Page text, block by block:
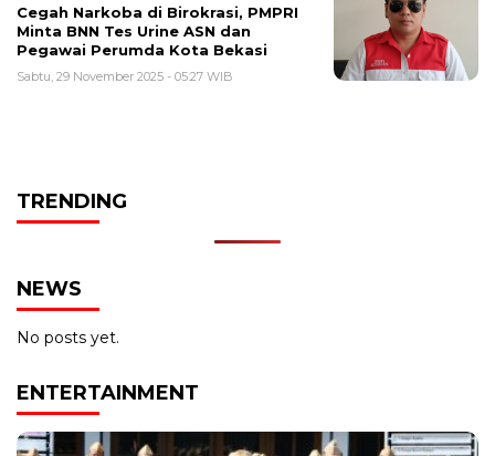
Cegah Narkoba di Birokrasi, PMPRI
Minta BNN Tes Urine ASN dan
Pegawai Perumda Kota Bekasi
Sabtu, 29 November 2025 - 05:27 WIB
TRENDING
NEWS
No posts yet.
ENTERTAINMENT